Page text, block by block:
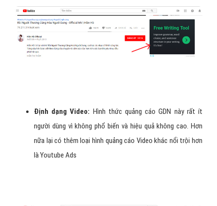
Định dạng Video: Hình thức quảng cáo GDN này rất ít
người dùng vì không phổ biến và hiệu quả không cao. Hơn
nữa lại có thêm loại hình quảng cáo Video khác nổi trội hơn
là Youtube Ads